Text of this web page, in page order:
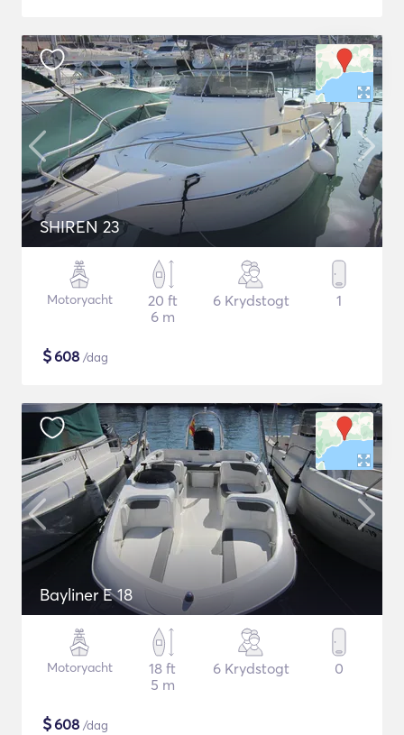
SHIREN 23
Motoryacht
20 ft
6 m
6 Krydstogt 1
$608 /dag
Bayliner E 18
Motoryacht
18 ft
5 m
6 Krydstogt 0
$608 /dag